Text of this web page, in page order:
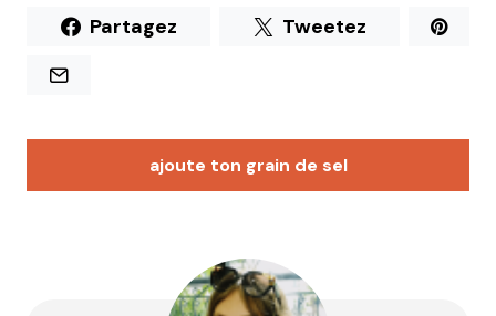
Partagez Tweetez
ajoute ton grain de sel
Votre adresse e-mail ne sera pas publiée.